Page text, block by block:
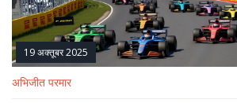
19 अक्तूबर 2025
अभिजीत परमार